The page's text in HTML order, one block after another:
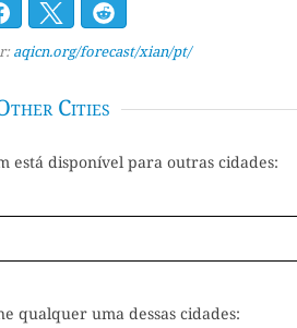
aqicn.org/forecast/xian/pt/
Cities
está disponível para outras cidades:
qualquer uma dessas cidades: